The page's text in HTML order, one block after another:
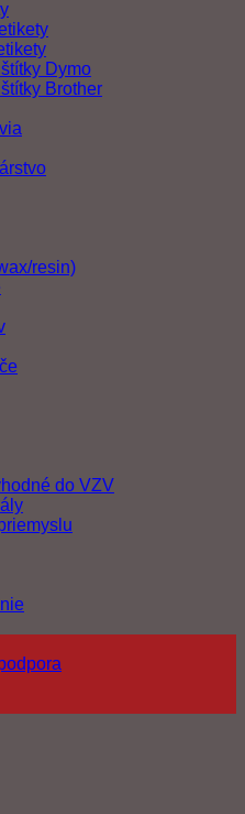
Dymo
Brother
resin)
do VZV